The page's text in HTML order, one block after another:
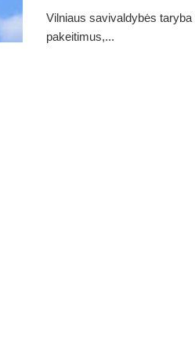
Vilniaus savivaldybės
pakeitimus,...